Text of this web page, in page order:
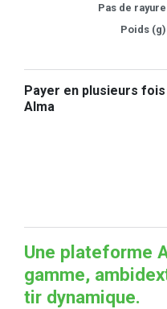
Pas de rayure
Poids (g)
Payer en plusieurs
Alma
Une plateforme
gamme,
tir dynamique.